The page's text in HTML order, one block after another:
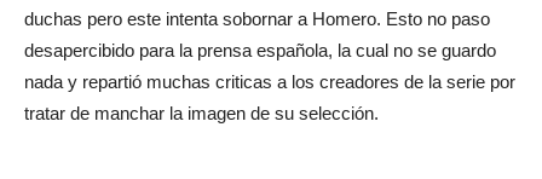
duchas pero este intenta sobornar a Homero. Esto no paso
desapercibido para la prensa española, la cual no se guardo
nada y repartió muchas criticas a los creadores de la serie por
tratar de manchar la imagen de su selección.